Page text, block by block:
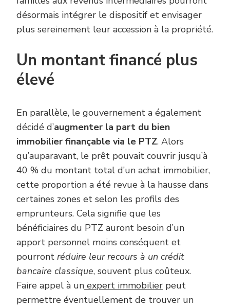
désormais intégrer le dispositif et envisager
plus sereinement leur accession à la propriété.
Un montant financé plus
élevé
En parallèle, le gouvernement a également
décidé d’augmenter la part du bien
immobilier finançable via le PTZ. Alors
qu’auparavant, le prêt pouvait couvrir jusqu’à
40 % du montant total d’un achat immobilier,
cette proportion a été revue à la hausse dans
certaines zones et selon les profils des
emprunteurs. Cela signifie que les
bénéficiaires du PTZ auront besoin d’un
apport personnel moins conséquent et
pourront réduire leur recours à un crédit
bancaire classique, souvent plus coûteux.
Faire appel à un expert immobilier peut
permettre éventuellement de trouver un